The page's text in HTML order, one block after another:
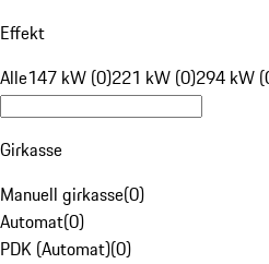
Effekt
Alle147 kW (0)221 kW (0)294 kW
Girkasse
Manuell girkasse(0)
Automat(0)
PDK (Automat)(0)